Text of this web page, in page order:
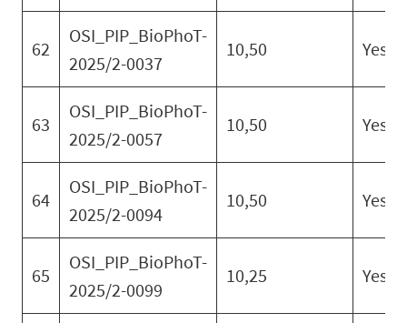
62
OSI_PIP_BioPhoT-
2025/2-0037
10,50 Yes
63
OSI_PIP_BioPhoT-
2025/2-0057
10,50 Yes
64
OSI_PIP_BioPhoT-
2025/2-0094
10,50 Yes
65
OSI_PIP_BioPhoT-
2025/2-0099
10,25 Yes